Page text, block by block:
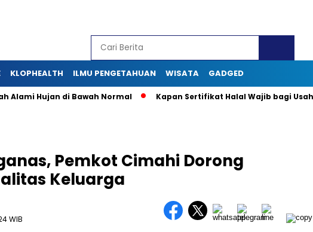
KLOPHEALTH ILMU PENGETAHUAN WISATA GADGED
Hujan di Bawah Normal Kapan Sertifikat Halal Wajib bagi Usaha
Pemkot Cimahi Dorong
Keluarga
WIB